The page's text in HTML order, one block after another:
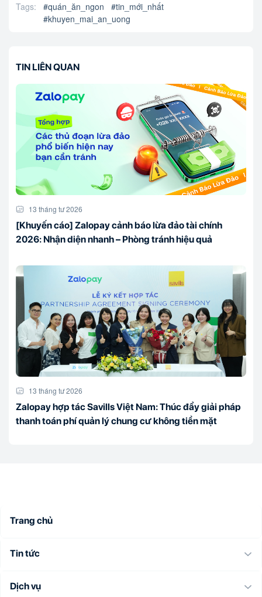
Tags: #quán_ăn_ngon #tin_mới_nhất
#khuyen_mai_an_uong
TIN LIÊN QUAN
13 tháng tư 2026
[Khuyến cáo] Zalopay cảnh báo lừa đảo tài chính
2026: Nhận diện nhanh – Phòng tránh hiệu quả
13 tháng tư 2026
Zalopay hợp tác Savills Việt Nam: Thúc đẩy giải pháp
thanh toán phí quản lý chung cư không tiền mặt
Trang chủ
Tin tức
Dịch vụ